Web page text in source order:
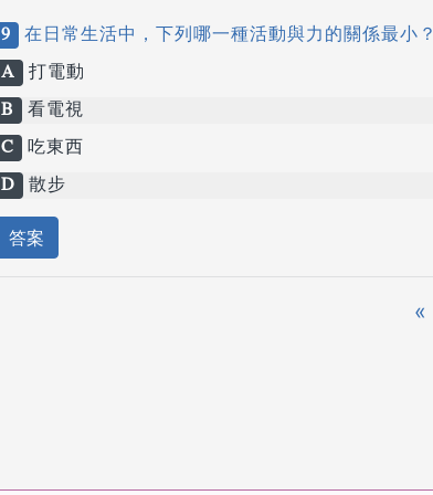
9 在日常生活中，下列哪一種活動與力的關係最小？
A 打電動
B 看電視
C 吃東西
D 散步
答案
«